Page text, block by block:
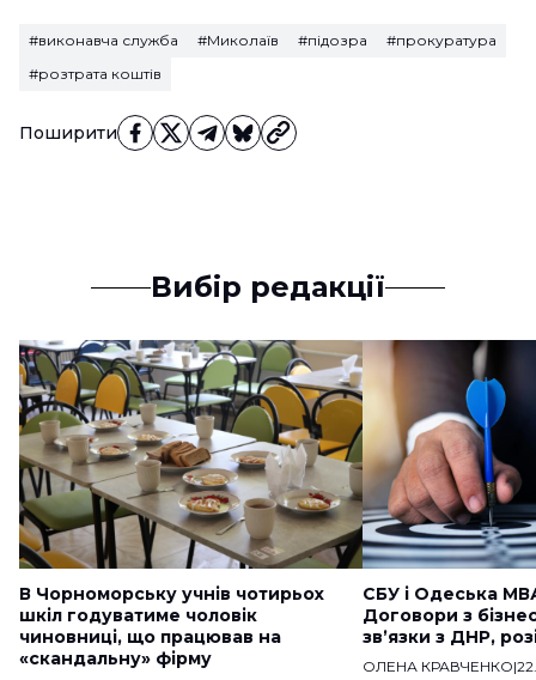
Поширити
#виконавча служба #Миколаїв #підозра
#прокуратура
#розтрата коштів
Вибір редакції
В Чорноморську учнів чотирьох
шкіл годуватиме чоловік
чиновниці, що працював на
«скандальну» фірму
СБУ і Одеська
Договори з
звʼязки з ДНР,
ОЛЕНА КРАВЧЕНКО|